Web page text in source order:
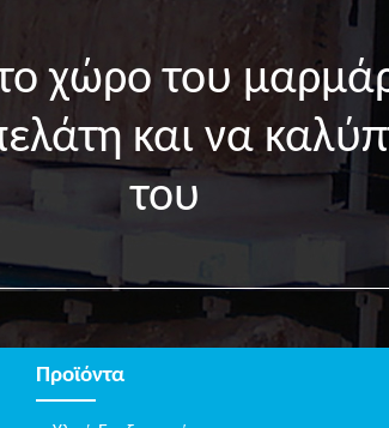
χώρο του
και να
του
Προϊόντα